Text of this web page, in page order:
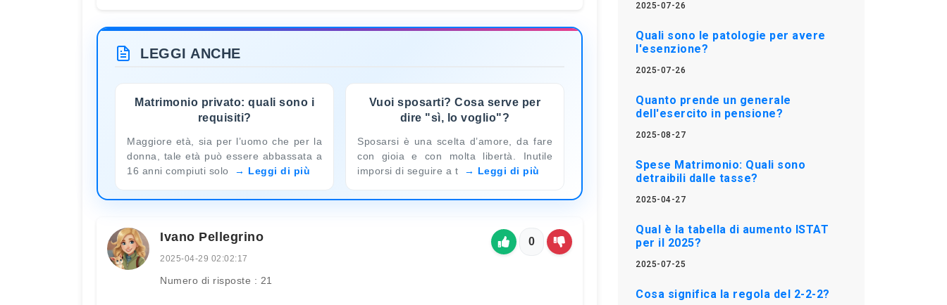
LEGGI ANCHE
Matrimonio privato: quali sono i
requisiti?
Maggiore età, sia per l’uomo che per la
donna, tale età può essere abbassata a
16 anni compiuti solo
Leggi di più
Vuoi sposarti? Cosa serve per
dire "sì, lo voglio"?
Sposarsi è una scelta d’amore, da fare
con gioia e con molta libertà. Inutile
imporsi di seguire a t
Leggi di più
Ivano Pellegrino
2025-04-29 02:02:17
Numero di risposte : 21
0
2025-07-26
Quali sono le patologie per avere
l'esenzione?
2025-07-26
Quanto prende un generale
dell'esercito in pensione?
2025-08-27
Spese Matrimonio: Quali sono
detraibili dalle tasse?
2025-04-27
Qual è la tabella di aumento ISTAT
per il 2025?
2025-07-25
Cosa significa la regola del 2-2-2?